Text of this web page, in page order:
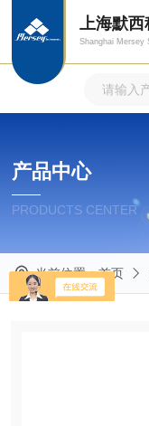
上海默西
Shanghai Mersey
产品中心
PRODUCTS CENTER
当前位置：首页